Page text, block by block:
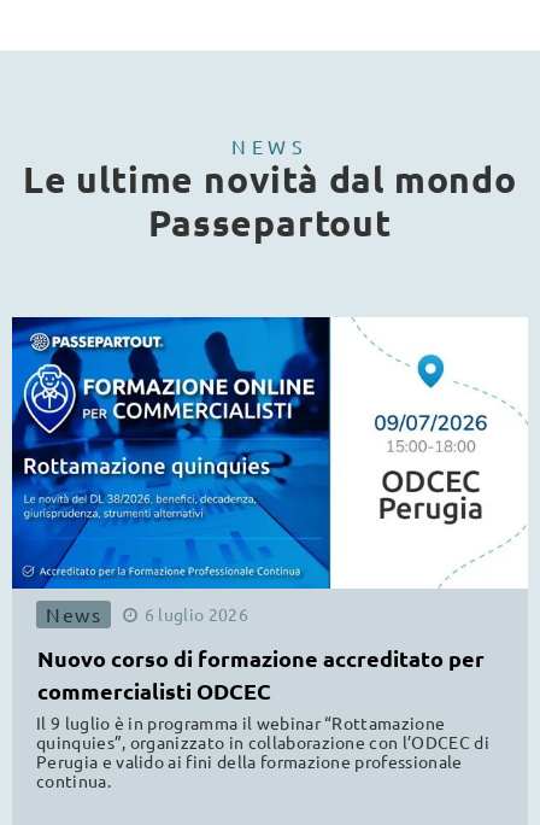
NEWS
Le ultime novità dal mondo
Passepartout
News 6 luglio 2026
Nuovo corso di formazione accreditato per
commercialisti ODCEC
Il 9 luglio è in programma il webinar “Rottamazione
quinquies”, organizzato in collaborazione con l’ODCEC di
Perugia e valido ai fini della formazione professionale
continua.